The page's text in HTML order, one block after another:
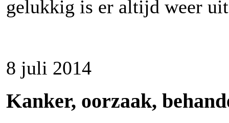
gelukkig is er altijd weer
8 juli 2014
Kanker, oorzaak,